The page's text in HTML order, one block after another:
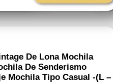
De Lona Mochila
De Senderismo
Mochila Tipo Casual -(L –